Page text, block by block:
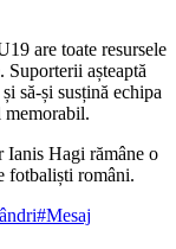
are toate resursele
așteaptă
să-și susțină echipa
memorabil.
Ianis Hagi rămâne o
fotbaliști români.
#Mesaj